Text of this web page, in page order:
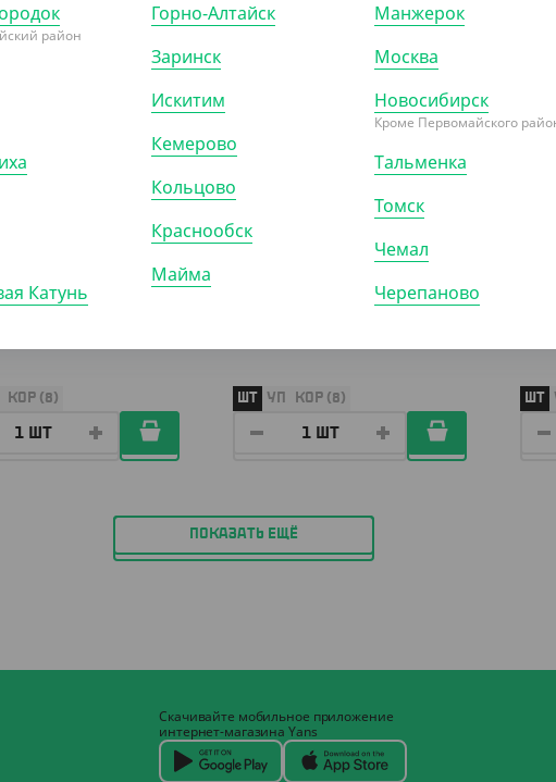
₽
₽/ШТ)
КОР (8) ШТ УП КОР (8) ШТ
ПОКАЗАТЬ ЕЩЁ
Скачивайте мобильное приложение
интернет-магазина Yans
район
Катунь
Горно-Алтайск
Заринск
Искитим
Кемерово
Кольцово
Краснообск
Майма
Манжерок
Москва
Новосибирск
Кроме Первомайского
Тальменка
Томск
Чемал
Черепаново